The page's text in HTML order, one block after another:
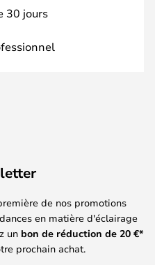
30 jours
de nos promotions
en matière d'éclairage
un bon de réduction de 20 €*
prochain achat.